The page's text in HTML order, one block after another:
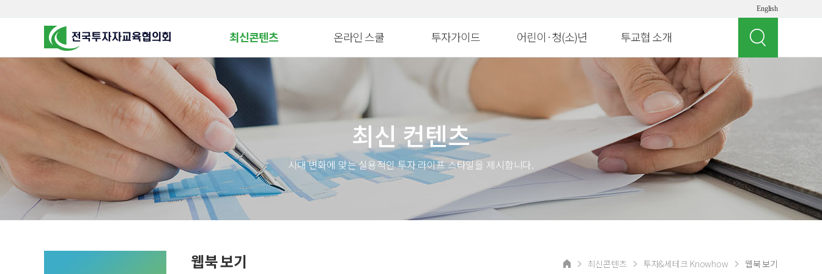
English
알고 투자하면
꿈이 커집니다
KOREA COUNCIL FOR
INVESTOR EDUCATION
최신콘텐츠
찾아가는 군장병 금융투자교육
찾아가는 연금ᆞ자산 관리 교육
금융투자 HOWTO
군장병 금융투자 아카데미
MZ 머니 헌터스
자립준비청년을 위한 든든한 금융!
1:1 자산관리법
온라인 스쿨
연금 스쿨
ETF 스쿨
생애자산관리스쿨
대체투자스쿨
파생상품스쿨
투자가이드
증권투자
펀드투자
연금관리
세제&절세
투자 Tip
어린이·청(소)년
파이낸셜 빌리지
꿈꾸는 여의도 경제버스
금융투자 뮤지컬 '아임유'
어린이&청소년
투교협 소개
인사말
투교협 소개
주요 사업
오시는 길
공지사항
최신 컨텐츠
시대 변화에 맞는 실용적인 투자 라이프 스타일을 제시합니다.
웹북 보기 최신콘텐츠 투자&세테크 Knowhow 웹북 보기